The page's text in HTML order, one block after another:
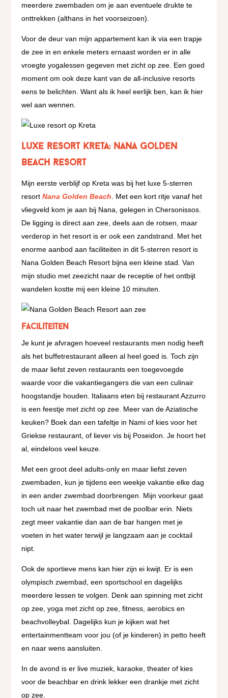
meerdere zwembaden om je aan eventuele drukte te
onttrekken (althans in het voorseizoen).
Voor de deur van mijn appartement kan ik via een trapje
de zee in en enkele meters ernaast worden er in alle
vroegte yogalessen gegeven met zicht op zee. Een goed
moment om ook deze kant van de all-inclusive resorts
eens te belichten. Want als ik heel eerlijk ben, kan ik hier
wel aan wennen.
Luxe resort Kreta: Nana Golden
Beach Resort
Mijn eerste verblijf op Kreta was bij het luxe 5-sterren
resortNana Golden Beach . Met een kort ritje vanaf het
vliegveld kom je aan bij Nana, gelegen in Chersonissos.
De ligging is direct aan zee, deels aan de rotsen, maar
verderop in het resort is er ook een zandstrand. Met het
enorme aanbod aan faciliteiten in dit 5-sterren resort is
Nana Golden Beach Resort bijna een kleine stad. Van
mijn studio met zeezicht naar de receptie of het ontbijt
wandelen kostte mij een kleine 10 minuten.
faciliteiten
Je kunt je afvragen hoeveel restaurants men nodig heeft
als het buffetrestaurant alleen al heel goed is. Toch zijn
de maar liefst zeven restaurants een toegevoegde
waarde voor die vakantiegangers die van een culinair
hoogstandje houden. Italiaans eten bij restaurant Azzurro
is een feestje met zicht op zee. Meer van de Aziatische
keuken? Boek dan een tafeltje in Nami of kies voor het
Griekse restaurant, of liever vis bij Poseidon. Je hoort het
al, eindeloos veel keuze.
Met een groot deel adults-only en maar liefst zeven
zwembaden, kun je tijdens een weekje vakantie elke dag
in een ander zwembad doorbrengen. Mijn voorkeur gaat
toch uit naar het zwembad met de poolbar erin. Niets
zegt meer vakantie dan aan de bar hangen met je
voeten in het water terwijl je langzaam aan je cocktail
nipt.
Ook de sportieve mens kan hier zijn ei kwijt. Er is een
olympisch zwembad, een sportschool en dagelijks
meerdere lessen te volgen. Denk aan spinning met zicht
op zee, yoga met zicht op zee, fitness, aerobics en
beachvolleybal. Dagelijks kun je kijken wat het
entertainmentteam voor jou (of je kinderen) in petto heeft
en naar wens aansluiten.
In de avond is er live muziek, karaoke, theater of kies
voor de beachbar en drink lekker een drankje met zicht
op zee.